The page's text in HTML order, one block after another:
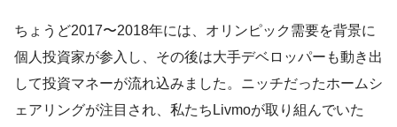
ちょうど2017〜2018年には、オリンピック需要を背景に
個人投資家が参入し、その後は大手デベロッパーも動き出
して投資マネーが流れ込みました。ニッチだったホームシ
ェアリングが注目され、私たちLivmoが取り組んでいた